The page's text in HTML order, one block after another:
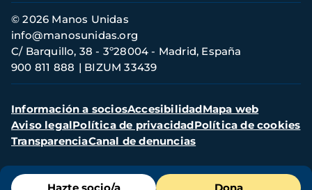
Menú
Información
de
contacto
© 2026 Manos Unidas
C/ Barquillo, 38 - 3º28004 - Madrid, España
900 811 888
BIZUM 33439
info@manosunidas.org
Menú
secundario
Información a sociosAccesibilidadMapa web
Aviso legalPolítica de privacidadPolítica de cookies
TransparenciaCanal de denuncias